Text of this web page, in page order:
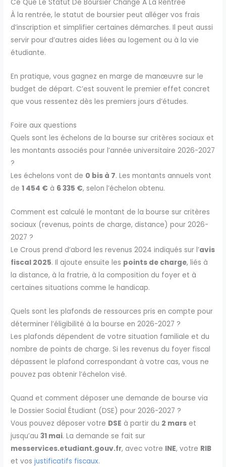
Ce Que Le Statut De Boursier Change À La Rentrée
À la rentrée, le statut de boursier peut alléger vos frais
d’inscription et simplifier certaines démarches. Il peut aussi
servir pour d’autres aides liées au logement ou à la vie
étudiante.
En pratique, vous gagnez en marge de manœuvre sur le
budget de départ. C’est souvent le premier effet concret
que vous ressentez dès les premiers jours d’études.
Foire aux questions
Quels sont les échelons de la bourse sur critères sociaux et
les montants associés pour l’année universitaire 2026-2027
?
Les échelons vont de 0 bis à 7. Les montants annuels vont
de1 454 € à 6 335 €, selon l’échelon obtenu.
Comment est calculé le montant de la bourse sur critères
sociaux (revenus, points de charge, distance) pour 2026-
2027 ?
Le Crous prend d’abord les revenus 2024 indiqués sur l’avis
fiscal 2025. Il ajoute ensuite les points de charge, liés à
la distance, à la fratrie, à la composition du foyer et à
certaines situations comme le handicap.
Quels sont les plafonds de ressources pris en compte pour
déterminer l’éligibilité à la bourse en 2026-2027 ?
Les plafonds dépendent de votre situation familiale et du
nombre de points de charge. Si les revenus du foyer fiscal
dépassent le plafond correspondant à votre cas, vous ne
pouvez pas obtenir l’échelon visé.
Quand et comment déposer une demande de bourse via
le Dossier Social Étudiant (DSE) pour 2026-2027 ?
Vous pouvez déposer votre DSE à partir du 2 mars et
jusqu’au31 mai. La demande se fait sur
messervices.etudiant.gouv.fr, avec votre INE, votre RIB
et vosjustificatifs fiscaux.